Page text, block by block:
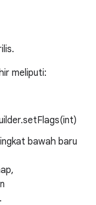
meliputi:
bawah baru